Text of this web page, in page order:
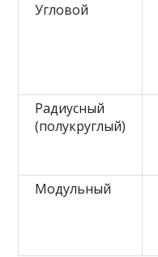
Угловой
Радиусный
(полукруглый)
Модульный